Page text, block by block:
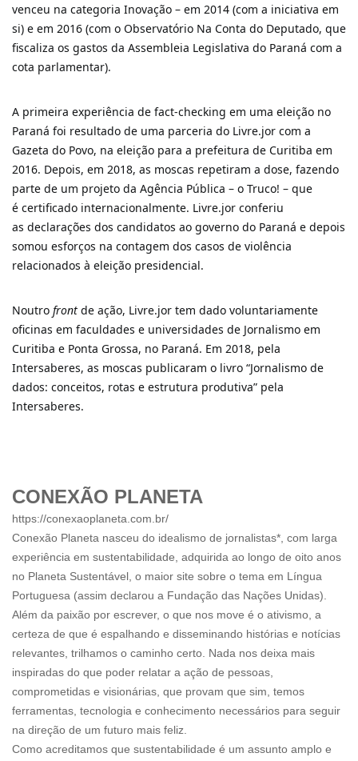
venceu na categoria Inovação – em 2014 (com a iniciativa em
si) e em 2016 (com o Observatório Na Conta do Deputado, que
fiscaliza os gastos da Assembleia Legislativa do Paraná com a
cota parlamentar).
A primeira experiência de fact-checking em uma eleição no
Paraná foi resultado de uma parceria do Livre.jor com a
Gazeta do Povo, na eleição para a prefeitura de Curitiba em
2016. Depois, em 2018, as moscas repetiram a dose, fazendo
parte de um projeto da Agência Pública – o Truco! – que
é certificado internacionalmente. Livre.jor conferiu
as declarações dos candidatos ao governo do Paraná e depois
somou esforços na contagem dos casos de violência
relacionados à eleição presidencial.
Noutro front de ação, Livre.jor tem dado voluntariamente
oficinas em faculdades e universidades de Jornalismo em
Curitiba e Ponta Grossa, no Paraná. Em 2018, pela
Intersaberes, as moscas publicaram o livro “Jornalismo de
dados: conceitos, rotas e estrutura produtiva” pela
Intersaberes.
CONEXÃO PLANETA
https://conexaoplaneta.com.br/
Conexão Planeta nasceu do idealismo de jornalistas*, com larga
experiência em sustentabilidade, adquirida ao longo de oito anos
no Planeta Sustentável, o maior site sobre o tema em Língua
Portuguesa (assim declarou a Fundação das Nações Unidas).
Além da paixão por escrever, o que nos move é o ativismo, a
certeza de que é espalhando e disseminando histórias e notícias
relevantes, trilhamos o caminho certo. Nada nos deixa mais
inspiradas do que poder relatar a ação de pessoas,
comprometidas e visionárias, que provam que sim, temos
ferramentas, tecnologia e conhecimento necessários para seguir
na direção de um futuro mais feliz.
Como acreditamos que sustentabilidade é um assunto amplo e